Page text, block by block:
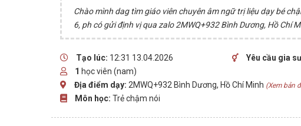
Chào mình dag tìm giáo viên chuyên âm ngữ trị liệu dạy bé
6, ph có gửi định vị qua zalo 2MWQ+932 Bình Dương, Hồ Chí
Tạo lúc: 12:31 13.04.2026 Yêu cầu gia
1 học viên (nam)
Địa điểm dạy: 2MWQ+932 Bình Dương, Hồ Chí Minh (Xem bản
Môn học: Trẻ chậm nói